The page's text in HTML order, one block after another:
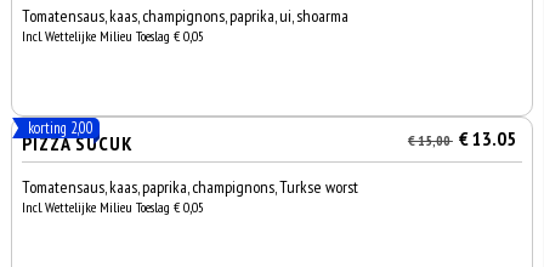
Tomatensaus, kaas, champignons, paprika, ui, shoarma
Incl. Wettelijke Milieu Toeslag € 0,05
korting 2,00
PIZZA SUCUK € 15,00 € 13.05
Tomatensaus, kaas, paprika, champignons, Turkse worst
Incl. Wettelijke Milieu Toeslag € 0,05